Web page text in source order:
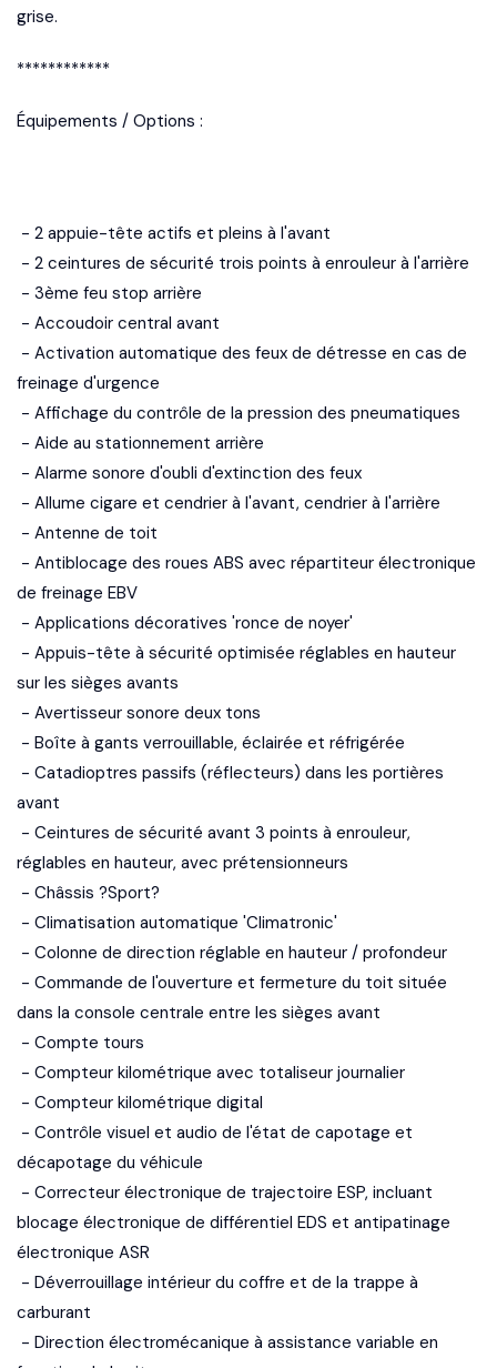
grise.
************
Équipements / Options :
- 2 appuie-tête actifs et pleins à l'avant
- 2 ceintures de sécurité trois points à enrouleur à l'arrière
- 3ème feu stop arrière
- Accoudoir central avant
- Activation automatique des feux de détresse en cas de
freinage d'urgence
- Affichage du contrôle de la pression des pneumatiques
- Aide au stationnement arrière
- Alarme sonore d'oubli d'extinction des feux
- Allume cigare et cendrier à l'avant, cendrier à l'arrière
- Antenne de toit
- Antiblocage des roues ABS avec répartiteur électronique
de freinage EBV
- Applications décoratives 'ronce de noyer'
- Appuis-tête à sécurité optimisée réglables en hauteur
sur les sièges avants
- Avertisseur sonore deux tons
- Boîte à gants verrouillable, éclairée et réfrigérée
- Catadioptres passifs (réflecteurs) dans les portières
avant
- Ceintures de sécurité avant 3 points à enrouleur,
réglables en hauteur, avec prétensionneurs
- Châssis ?Sport?
- Climatisation automatique 'Climatronic'
- Colonne de direction réglable en hauteur / profondeur
- Commande de l'ouverture et fermeture du toit située
dans la console centrale entre les sièges avant
- Compte tours
- Compteur kilométrique avec totaliseur journalier
- Compteur kilométrique digital
- Contrôle visuel et audio de l'état de capotage et
décapotage du véhicule
- Correcteur électronique de trajectoire ESP, incluant
blocage électronique de différentiel EDS et antipatinage
électronique ASR
- Déverrouillage intérieur du coffre et de la trappe à
carburant
- Direction électromécanique à assistance variable en